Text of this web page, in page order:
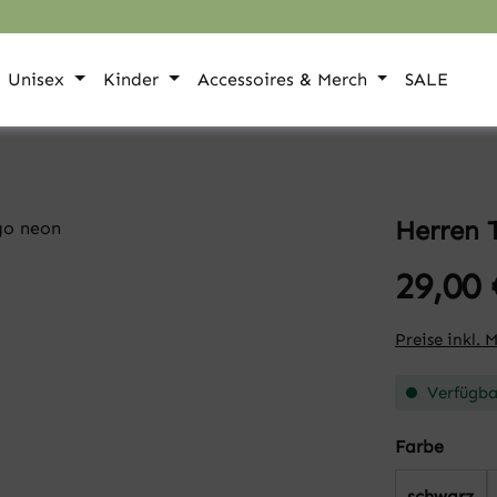
Unisex Kinder Accessoires & Merch SALE
Herren
29,00
Preise inkl.
Farbe